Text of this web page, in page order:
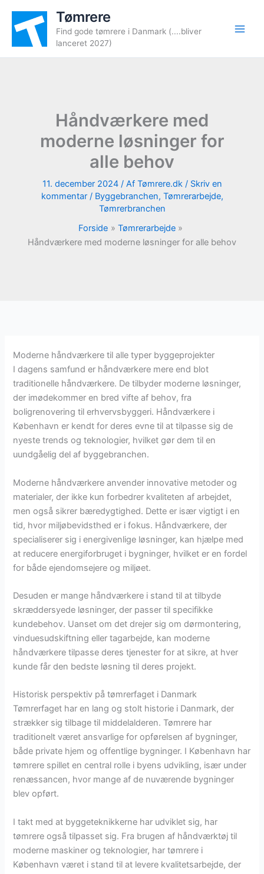
indholdet
Tømrere
Find gode tømrere i Danmark (....bliver
lanceret 2027)
Håndværkere med
moderne løsninger for
alle behov
11. december 2024 / Af Tømrere.dk / Skriv en
kommentar / Byggebranchen, Tømrerarbejde,
Tømrerbranchen
Forside
Tømrerarbejde
Håndværkere med moderne løsninger for alle behov
Moderne håndværkere til alle typer byggeprojekter
I dagens samfund er håndværkere mere end blot
traditionelle håndværkere. De tilbyder moderne løsninger,
der imødekommer en bred vifte af behov, fra
boligrenovering til erhvervsbyggeri. Håndværkere i
København er kendt for deres evne til at tilpasse sig de
nyeste trends og teknologier, hvilket gør dem til en
uundgåelig del af byggebranchen.
Moderne håndværkere anvender innovative metoder og
materialer, der ikke kun forbedrer kvaliteten af arbejdet,
men også sikrer bæredygtighed. Dette er især vigtigt i en
tid, hvor miljøbevidsthed er i fokus. Håndværkere, der
specialiserer sig i energivenlige løsninger, kan hjælpe med
at reducere energiforbruget i bygninger, hvilket er en fordel
for både ejendomsejere og miljøet.
Desuden er mange håndværkere i stand til at tilbyde
skræddersyede løsninger, der passer til specifikke
kundebehov. Uanset om det drejer sig om dørmontering,
vinduesudskiftning eller tagarbejde, kan moderne
håndværkere tilpasse deres tjenester for at sikre, at hver
kunde får den bedste løsning til deres projekt.
Historisk perspektiv på tømrerfaget i Danmark
Tømrerfaget har en lang og stolt historie i Danmark, der
strækker sig tilbage til middelalderen. Tømrere har
traditionelt været ansvarlige for opførelsen af bygninger,
både private hjem og offentlige bygninger. I København har
tømrere spillet en central rolle i byens udvikling, især under
renæssancen, hvor mange af de nuværende bygninger
blev opført.
I takt med at byggeteknikkerne har udviklet sig, har
tømrere også tilpasset sig. Fra brugen af håndværktøj til
moderne maskiner og teknologier, har tømrere i
København været i stand til at levere kvalitetsarbejde, der